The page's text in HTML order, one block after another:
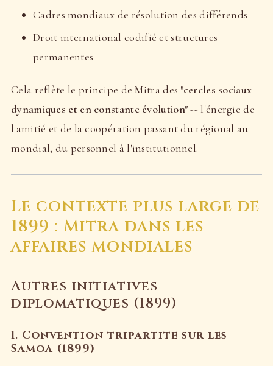
Cadres mondiaux de résolution des différends
Droit international codifié et structures
permanentes
Cela reflète le principe de Mitra des "cercles sociaux
dynamiques et en constante évolution"-- l'énergie de
l'amitié et de la coopération passant du régional au
mondial, du personnel à l'institutionnel.
Le contexte plus large de
1899 : Mitra dans les
affaires mondiales
Autres initiatives
diplomatiques (1899)
1. Convention tripartite sur les
Samoa (1899)